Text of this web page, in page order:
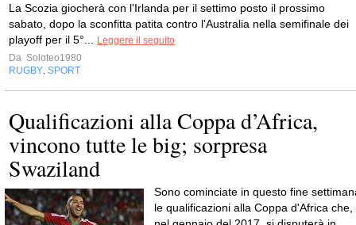
La Scozia giocherà con l'Irlanda per il settimo posto il prossimo
sabato, dopo la sconfitta patita contro l'Australia nella semifinale dei
playoff per il 5°...
Leggere il seguito
Da Soloteo1980
RUGBY SPORT
Qualificazioni alla Coppa d’Africa,
vincono tutte le big; sorpresa
Swaziland
Sono cominciate in questo fine
le qualificazioni alla Coppa d'Africa che,